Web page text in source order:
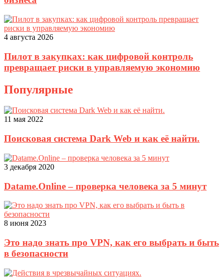
4 августа 2026
Пилот в закупках: как цифровой контроль
превращает риски в управляемую экономию
Популярные
11 мая 2022
Поисковая система Dark Web и как её найти.
3 декабря 2020
Datame.Online – проверка человека за 5 минут
8 июня 2023
Это надо знать про VPN, как его выбрать и быть
в безопасности